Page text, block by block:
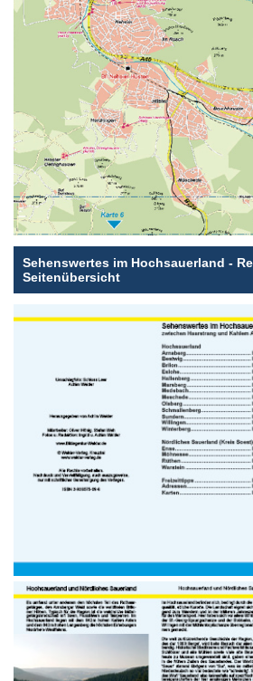
Sehenswertes im Hochsauerland -
Seitenübersicht